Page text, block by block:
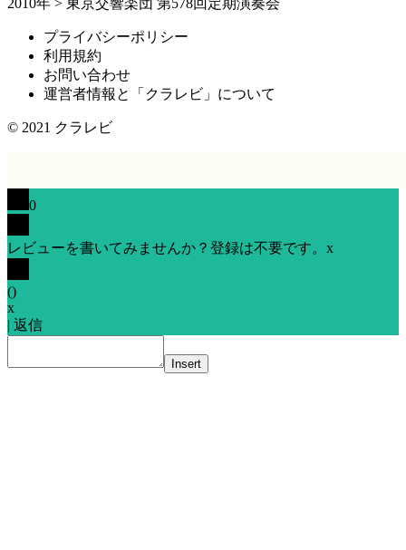
2010年 > 東京交響楽団 第578回定期演奏会
プライバシーポリシー
利用規約
お問い合わせ
運営者情報と「クラレビ」について
© 2021 クラレビ
0
レビューを書いてみませんか？登録は不要です。 x
()
x
| 返信
Insert